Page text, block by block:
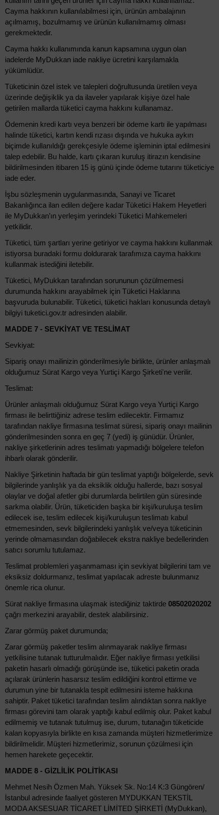
Cayma hakkının kullanılabilmesi için, ürünün ambalajının
açılmamış, bozulmamış ve ürünün kullanılmamış olması
gerekmektedir.
Cayma hakkı kullanımında kanun kapsamına uygun olan
iadelerde MyDukkan iade nakliye ücretini karşılamakla
yükümlüdür.
Tüketicinin özel istek ve talepleri doğrultusunda üretilen veya
üzerinde değişiklik ya da ilaveler yapılarak kişiye özel hale
getirilen mallarda tüketici cayma hakkını kullanamaz.
Ödemenin kredi kartı veya benzeri bir ödeme kartı ile yapılması
halinde tüketici, kartın kendi rızası dışında ve hukuka aykırı
biçimde kullanıldığı gerekçesiyle ödeme işleminin iptal edilmesini
talep edebilir. Bu halde, kartı çıkaran kuruluş itirazın kendisine
bildirilmesinden itibaren 15 iş günü içinde ödeme tutarını tüketiciye
iade eder.
İşbu sözleşmenin uygulanmasında, Sanayi ve Ticaret
Bakanlığınca ilan edilen değere kadar Tüketici Hakem Heyetleri
ile MyDukkan’ın yerleşim yerindeki Tüketici Mahkemeleri
yetkilidir.
Tüketici, tüm şartları yerine getiriyor ve cayma hakkını kullanmak
istiyorsa buradaki formu doldurarak tarafımıza cayma hakkını
kullanmak istediğini iletebilir.
Tüketici, MyDukkan tarafından sorununun çözülmemesi
durumunda hakkını arayabilmek için Tüketici Haklarına
başvuruda bulunabilir. Tüketici, tüketici hakları konusunda detaylı
bilgiyi tuketici.gov.tr adresinden alabilir.
MADDE 7 - SEVKİYAT VE TESLİMAT
Sevkiyat:
Sipariş onayı mailinizin gönderilmesiyle birlikte, ürünler anlaşmalı
olduğumuz Sürat Kargo veya Yurtiçi Kargo Şirketi'ne verilir.
Teslimat:
Ürünler anlaşmalı olduğumuz Sürat Kargo veya Yurtiçi Kargo
firması ile belirttiğiniz adrese teslim edilecektir. Firmamız
tarafından nakliye firmasına teslimat süresi, sipariş onayı mailinin
gönderilmesinden sonra en geç 7 (yedi) iş günüdür. Ürünler,
nakliye şirketlerinin adres teslimatı yapmadığı bölgelere telefon
ihbarlı olarak gönderilir.
Nakliye Şirketinin haftada bir gün teslimat yaptığı bölgelerde, sevk
bilgilerinde yanlışlık ya da eksiklik olduğu hallerde, bazı sosyal
olaylar ve doğal afetler gibi durumlarda belirtilen gün süresinde
sarkma olabilir. Ürün, tüketiciden başka bir kişi/kuruluşa teslim
edilecek ise, teslim edilecek kişi/kuruluşun teslimatı kabul
etmemesinden, sevk bilgilerindeki yanlışlık ve/veya tüketicinin
yerinde olmamasından doğabilecek ekstra nakliye bedellerinden
satıcı sorumlu tutulamaz.
Teslimat problemleri yaşanmaması için sevkiyat bilgilerini tam ve
eksiksiz doldurmanız, teslimat yapılacak adreste bulunmanız
önemle rica olunur.
Sürat nakliye firmasına ulaşmak istediğiniz taktirde 08502020202
çağrı merkezini arayabilir, destek alabilirsiniz.
Zarar görmüş paket durumunda;
Zarar görmüş paketler teslim alınmayarak nakliye firması
yetkilisine tutanak tutturulmalıdır. Eğer nakliye firması yetkilisi
paketin hasarlı olmadığı görüşünde ise, tüketici paketin orada
açılarak ürünlerin hasarsız teslim edildiğini kontrol ettirme ve
durumun yine bir tutanakla tespit edilmesini isteme hakkına
sahiptir. Paket tüketici tarafından teslim alındıktan sonra nakliye
firması görevini tam olarak yaptığı kabul edilmiş olur. Paket kabul
edilmemiş ve tutanak tutulmuş ise, durum, tutanağın tüketicide
kalan kopyasıyla birlikte en kısa zamanda müşteri hizmetlerimize
bildirilmelidir. Müşteri hizmetlerimiz, sorunun çözülmesi için
hemen harekete geçecektir.
MADDE 8 - GİZLİLİK POLİTİKASI
Mehmet Nesih Özmen Mah. Yüksek Sk. No:14 K:3 Güngören/
İstanbul adresinde faaliyet gösteren MYDUKKAN TEKSTİL
MODA AKSESUAR TİCARET LİMİTED ŞİRKETİ (MyDukkan),